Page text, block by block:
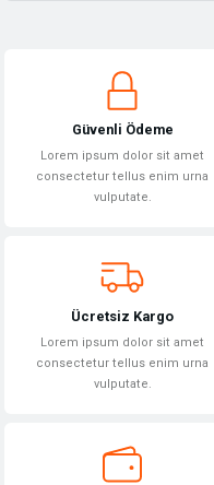
Görüş ve önerileriniz için
Ürün açıklamasında eksik
Ürün bilgilerinde hatalar
Bu ürüne benzer farklı
Güvenli Ödeme
Lorem ipsum dolor sit amet
consectetur tellus enim urna
vulputate.
Ücretsiz Kargo
Lorem ipsum dolor sit amet
consectetur tellus enim urna
vulputate.